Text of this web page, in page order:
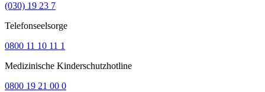
(030) 19 23 7
Telefonseelsorge
0800 11 10 11 1
Medizinische Kinderschutzhotline
0800 19 21 00 0